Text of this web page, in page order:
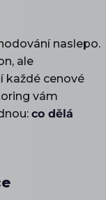
naslepo.
ale
každé cenové
vám
co dělá